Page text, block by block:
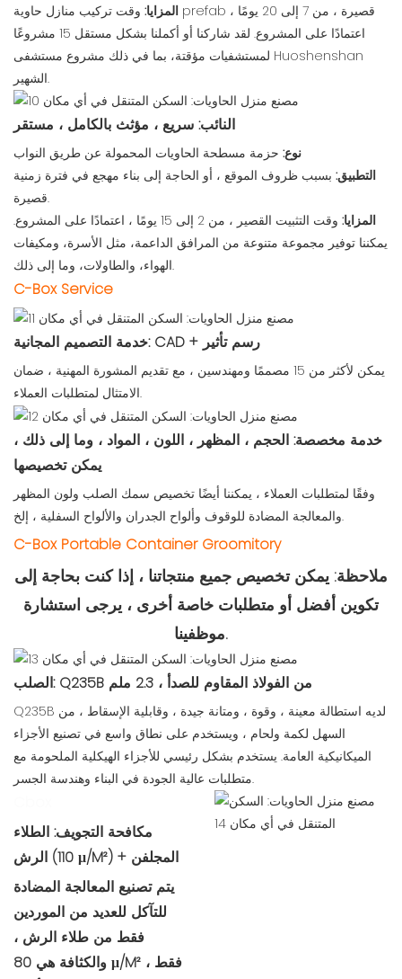
المزايا: وقت تركيب منازل حاوية prefab قصيرة ، من 7 إلى 20 يومًا ،
اعتمادًا على المشروع. لقد شاركنا أو أكملنا بشكل مستقل 15 مشروعًا
لمستشفيات مؤقتة، بما في ذلك مشروع مستشفى Huoshenshan
الشهير.
النائب: سريع ، مؤثث بالكامل ، مستقر
نوع: حزمة مسطحة الحاويات المحمولة عن طريق النواب
التطبيق: بسبب ظروف الموقع ، أو الحاجة إلى بناء مهجع في فترة زمنية
قصيرة.
المزايا:
وقت التثبيت القصير ، من 2 إلى 15 يومًا ، اعتمادًا على المشروع.
يمكننا توفير مجموعة متنوعة من المرافق الداعمة، مثل الأسرة، ومكيفات
الهواء، والطاولات، وما إلى ذلك.
C-Box Service
خدمة التصميم المجانية: CAD + رسم تأثير
يمكن لأكثر من 15 مصممًا ومهندسين ، مع تقديم المشورة المهنية ، ضمان
الامتثال لمتطلبات العملاء.
خدمة مخصصة: الحجم ، المظهر ، اللون ، المواد ، وما إلى ذلك ،
يمكن تخصيصها
وفقًا لمتطلبات العملاء ، يمكننا أيضًا تخصيص سمك الصلب ولون المظهر
والمعالجة المضادة للوقوف وألواح الجدران والألواح السفلية ، إلخ.
C-Box Portable Container Groomitory
ملاحظة: يمكن تخصيص جميع منتجاتنا ، إذا كنت بحاجة إلى
تكوين أفضل أو متطلبات خاصة أخرى ، يرجى استشارة
موظفينا.
الصلب: Q235B من الفولاذ المقاوم للصدأ ، 2.3 ملم
Q235B لديه استطالة معينة ، وقوة ، ومتانة جيدة ، وقابلية الإسقاط ، من
السهل لكمة ولحام ، ويستخدم على نطاق واسع في تصنيع الأجزاء
الميكانيكية العامة. يستخدم بشكل رئيسي للأجزاء الهيكلية الملحومة مع
متطلبات عالية الجودة في البناء وهندسة الجسر.
مكافحة التجويف: الطلاء
الرش (110 μ/M²) + المجلفن
يتم تصنيع المعالجة المضادة
للتآكل للعديد من الموردين
فقط من طلاء الرش ،
والكثافة هي 80 μ/M² فقط ،